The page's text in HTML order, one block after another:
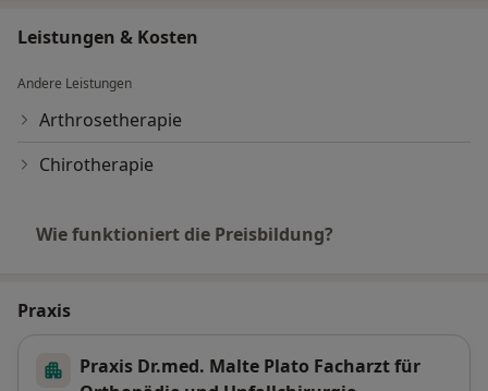
Arthroskopische Meniskus- und
Kreuzbandchirurgie
Operative Eingriffe an Sehnen Muskeln
Schleimbeuteln und am Knorpel
anatomischer Positionierung
Rekonstruktive Knorpelchirurgie
Leistungen & Kosten
Andere Leistungen
Arthrosetherapie
Chirotherapie
Wie funktioniert die Preisbildung?
Praxis
Praxis Dr.med. Malte Plato Facharzt für